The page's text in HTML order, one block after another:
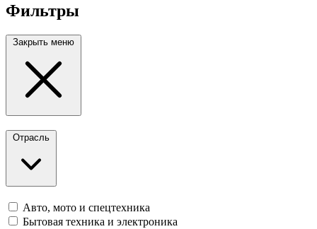
Фильтры
Закрыть меню
Отрасль
Авто, мото и спецтехника
Бытовая техника и электроника